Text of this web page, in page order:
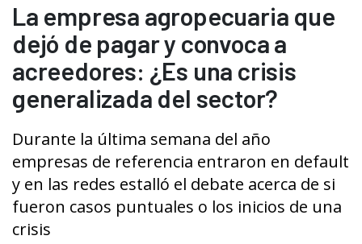
La empresa agropecuaria que
dejó de pagar y convoca a
acreedores: ¿Es una crisis
generalizada del sector?
Durante la última semana del año
empresas de referencia entraron en default
y en las redes estalló el debate acerca de si
fueron casos puntuales o los inicios de una
crisis